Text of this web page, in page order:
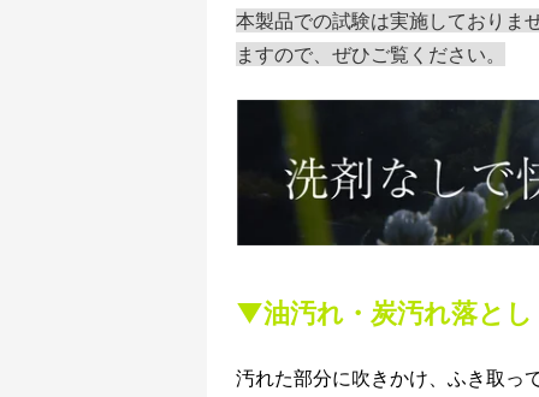
本製品での試験は実施しておりま
ますので、ぜひご覧ください。
▼油汚れ・炭汚れ落とし
汚れた部分に吹きかけ、ふき取っ